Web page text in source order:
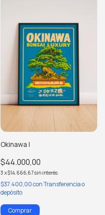
Okinawa I
$44.000,00
3 x$14.666,67sin interés
$37.400,00conTransferencia o
depósito
Comprar